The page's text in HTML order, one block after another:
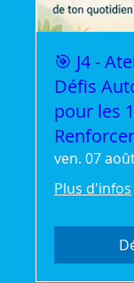
🎯 J4 -
Défis
pour les
ven. 07
Plus d'infos